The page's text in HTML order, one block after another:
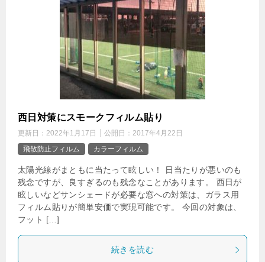
西日対策にスモークフィルム貼り
更新日： 2022年1月17日 公開日： 2017年4月22日
飛散防止フィルム
カラーフィルム
太陽光線がまともに当たって眩しい！ 日当たりが悪いのも
残念ですが、良すぎるのも残念なことがあります。 西日が
眩しいなどサンシェードが必要な窓への対策は、ガラス用
フィルム貼りが簡単安価で実現可能です。 今回の対象は、
フット […]
続きを読む